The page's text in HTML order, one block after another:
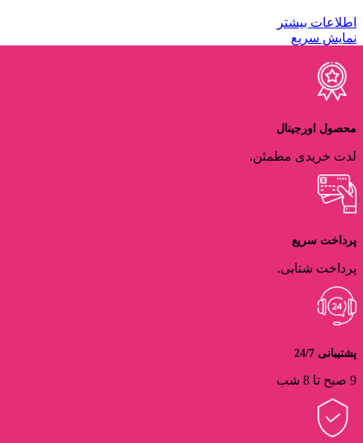
اطلاعات بیشتر
نمایش سریع
محصول اورجینال
لذت خریدی مطمئن.
پرداخت سریع
پرداخت شتابی.
پشتیبانی 24/7
9 صبح تا 8 شب